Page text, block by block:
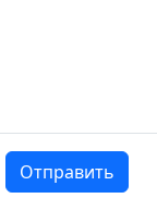
Отправить